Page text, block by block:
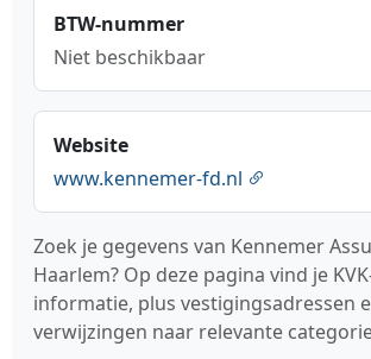
BTW-nummer
Niet beschikbaar
Website
www.kennemer-fd.nl
Zoek je gegevens van Kennemer
Haarlem? Op deze pagina vind je
informatie, plus vestigingsadressen
verwijzingen naar relevante